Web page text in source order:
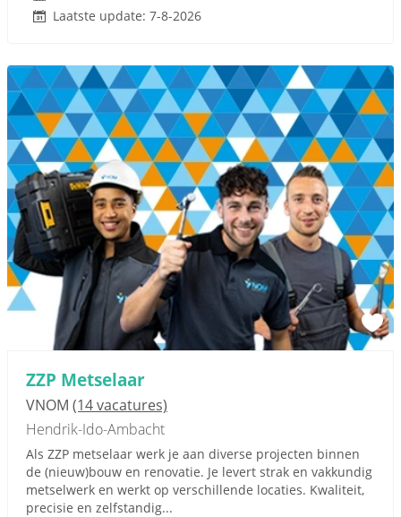
Laatste update: 7-8-2026
ZZP Metselaar
VNOM (14 vacatures)
Hendrik-Ido-Ambacht
Als ZZP metselaar werk je aan diverse projecten binnen
de (nieuw)bouw en renovatie. Je levert strak en vakkundig
metselwerk en werkt op verschillende locaties. Kwaliteit,
precisie en zelfstandig...